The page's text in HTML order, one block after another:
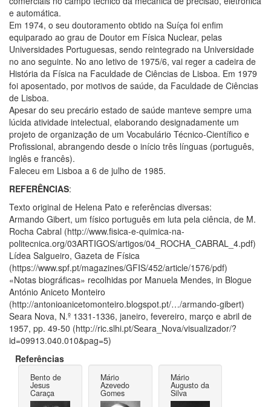
e automática.
Em 1974, o seu doutoramento obtido na Suíça foi enfim
equiparado ao grau de Doutor em Física Nuclear, pelas
Universidades Portuguesas, sendo reintegrado na Universidade
no ano seguinte. No ano letivo de 1975/6, vai reger a cadeira de
História da Física na Faculdade de Ciências de Lisboa. Em 1979
foi aposentado, por motivos de saúde, da Faculdade de Ciências
de Lisboa.
Apesar do seu precário estado de saúde manteve sempre uma
lúcida atividade intelectual, elaborando designadamente um
projeto de organização de um Vocabulário Técnico-Científico e
Profissional, abrangendo desde o início três línguas (português,
inglês e francês).
Faleceu em Lisboa a 6 de julho de 1985.
REFERÊNCIAS:
Texto original de Helena Pato e referências diversas:
Armando Gibert, um físico português em luta pela ciência, de M.
Rocha Cabral (http://www.fisica-e-quimica-na-
politecnica.org/03ARTIGOS/artigos/04_ROCHA_CABRAL_4.pdf)
Lídea Salgueiro, Gazeta de Física
(https://www.spf.pt/magazines/GFIS/452/article/1576/pdf)
«Notas biográficas» recolhidas por Manuela Mendes, in Blogue
António Aniceto Monteiro
(http://antonioanicetomonteiro.blogspot.pt/…/armando-gibert)
Seara Nova, N.º 1331-1336, janeiro, fevereiro, março e abril de
1957, pp. 49-50 (http://ric.slhi.pt/Seara_Nova/visualizador/?
id=09913.040.010&pag=5)
Referências
Bento de
Jesus
Caraça
Mário
Azevedo
Gomes
Mário
Augusto da
Silva